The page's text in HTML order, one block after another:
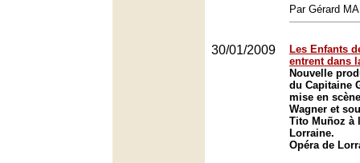
Par Gérard
30/01/2009
Les Enfants
entrent dans
Nouvelle
du Capitaine
mise en
Wagner et
Tito Muñoz à
Lorraine.
Opéra de